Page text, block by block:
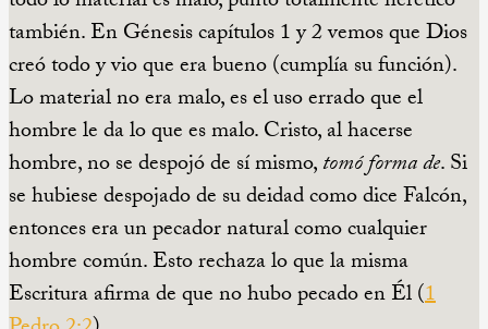
también. En Génesis capítulos 1 y 2 vemos que Dios
creó todo y vio que era bueno (cumplía su función).
Lo material no era malo, es el uso errado que el
hombre le da lo que es malo. Cristo, al hacerse
hombre, no se despojó de sí mismo,tomó forma de. Si
se hubiese despojado de su deidad como dice Falcón,
entonces era un pecador natural como cualquier
hombre común. Esto rechaza lo que la misma
Escritura afirma de que no hubo pecado en Él (1